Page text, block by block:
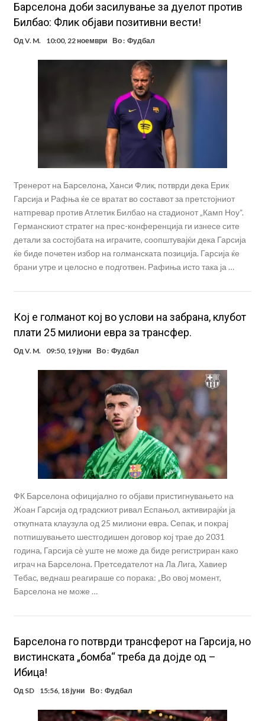
Барселона доби засилување за дуелот против
Билбао: Флик објави позитивни вести!
ОдV. M. 10:00, 22 ноември Во : Фудбал
Тренерот на Барселона, Ханси Флик, потврди дека Ерик
Гарсија и Рафња ќе се вратат во составот за претстојниот
натпревар против Атлетик Билбао на стадионот „Камп Ноу“.
Германскиот стратег на прес-конференција ги изнесе сите
детали за состојбата на играчите, соопштувајќи дека Гарсија
ќе биде почетен избор на голманската позиција. Гарсија ќе
брани утре и целосно е подготвен. Рафиња исто така ја …
Кој е голманот кој во услови на забрана, клубот
плати 25 милиони евра за трансфер.
ОдV. M. 09:50, 19 јуни Во : Фудбал
ФК Барселона официјално го објави пристигнувањето на
Жоан Гарсија од градскиот ривал Еспањол, активирајќи ја
откупната клаузула од 25 милиони евра. Сепак, и покрај
потпишувањето шестгодишен договор кој трае до 2031
година, Гарсија сѐ уште не може да биде регистриран како
играч на Барселона. Претседателот на Ла Лига, Хавиер
Тебас, веднаш реагираше со порака: „Во овој момент,
Барселона не може …
Барселона го потврди трансферот на Гарсија, но
вистинската „бомба“ треба да дојде од –
Ибица!
Од SD 15:56, 18 јуни Во : Фудбал